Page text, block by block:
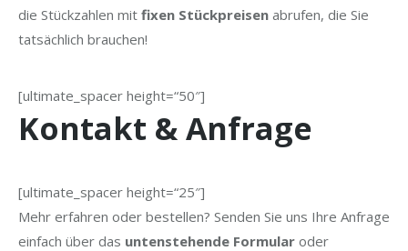
die Stückzahlen mit fixen Stückpreisen abrufen, die Sie
tatsächlich brauchen!
[ultimate_spacer height=“50″]
Kontakt & Anfrage
[ultimate_spacer height=“25″]
Mehr erfahren oder bestellen? Senden Sie uns Ihre Anfrage
einfach über das untenstehende Formular oder